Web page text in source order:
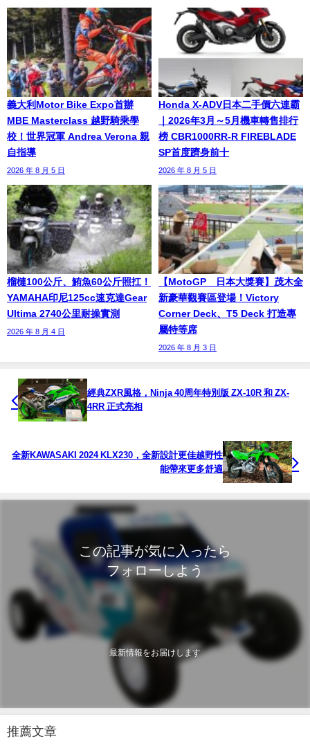
義大利Motor Bike Expo首辦
MBE Masterclass 越野騎乘學
校！世界冠軍 Andrea Verona 親
自指導
2026 年 8 月 5 日
Honda X-ADV日本二手價六連霸
｜2026年3月～5月機車轉售排行
榜 CBR1000RR-R FIREBLADE
SP首度躋身前十
2026 年 8 月 5 日
榴槤100公斤、鮪魚60公斤照扛！
YAMAHA印尼125cc速克達Gear
Ultima 2740公里耐操實測
2026 年 8 月 4 日
【MotoGP™日本大獎賽】茂木全
新豪華觀賽區登場！Victory
Corner Deck、T5 Deck 打造專
屬特等席
2026 年 8 月 3 日
經典ZXR風格，Ninja 40周年特別版 ZX-10R 和 ZX-
4RR 正式亮相
全新KAWASAKI 2024 KLX230，全新設計更佳越野性
能帶來更多舒適
この記事が気に入ったら
フォローしよう
最新情報をお届けします
推薦文章